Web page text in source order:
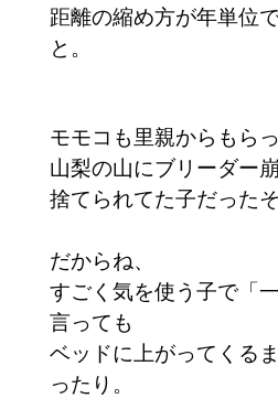
距離の縮め方が年単位
と。
モモコも里親からもら
山梨の山にブリーダー
捨てられてた子だったそ
だからね、
すごく気を使う子で「
言っても
ベッドに上がってくる
ったり。